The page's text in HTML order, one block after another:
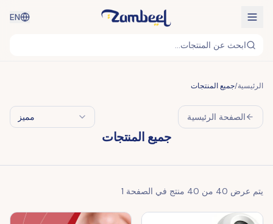
EN
ابحث عن المنتجات...
الرئيسية/جميع المنتجات
الصفحة الرئيسية مميز
جميع المنتجات
يتم عرض 40 من 40 منتج في الصفحة 1